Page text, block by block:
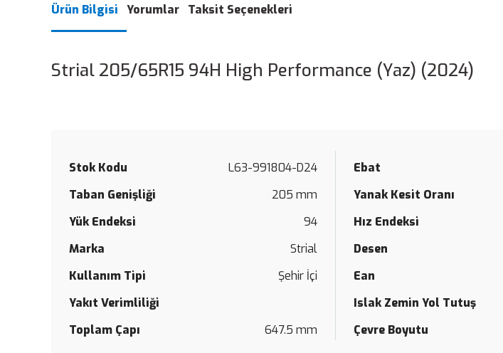
Ürün Bilgisi Yorumlar Taksit Seçenekleri
Strial 205/65R15 94H High Performance (Yaz) (2024)
Stok Kodu L63-991804-D24 Ebat
Taban Genişliği
205 mm Yanak Kesit Oranı
Yük Endeksi
94 Hız Endeksi
Marka
Strial Desen
Kullanım Tipi
Şehir İçi Ean
Yakıt Verimliliği
Islak Zemin Yol Tutuş
Toplam Çapı
647.5 mm Çevre Boyutu